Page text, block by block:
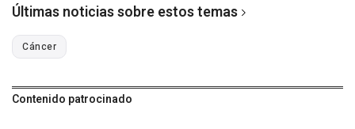
Últimas noticias sobre estos temas
Cáncer
Contenido patrocinado